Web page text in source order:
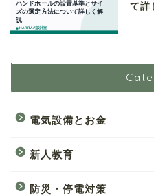
て詳
電気設備とお金
新人教育
防災・停電対策